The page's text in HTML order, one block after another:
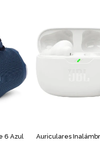
6 Azul
Auriculares